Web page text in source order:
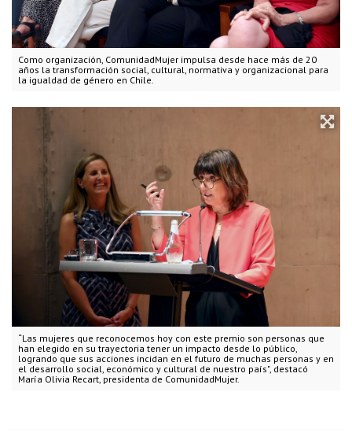
Como organización, ComunidadMujer impulsa desde hace más de 20
años la transformación social, cultural, normativa y organizacional para
la igualdad de género en Chile.
“Las mujeres que reconocemos hoy con este premio son personas que
han elegido en su trayectoria tener un impacto desde lo público,
logrando que sus acciones incidan en el futuro de muchas personas y en
el desarrollo social, económico y cultural de nuestro país", destacó
María Olivia Recart, presidenta de ComunidadMujer.